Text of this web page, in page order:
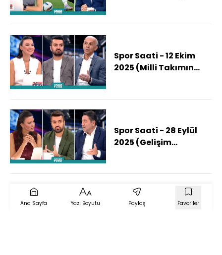
Spor Saati - 12 Ekim
2025 (Milli Takımın
Spor Saati - 28 Eylül
2025 (Gelişim
Bekliyor?)
Ana Sayfa Yazı Boyutu Paylaş Favoriler